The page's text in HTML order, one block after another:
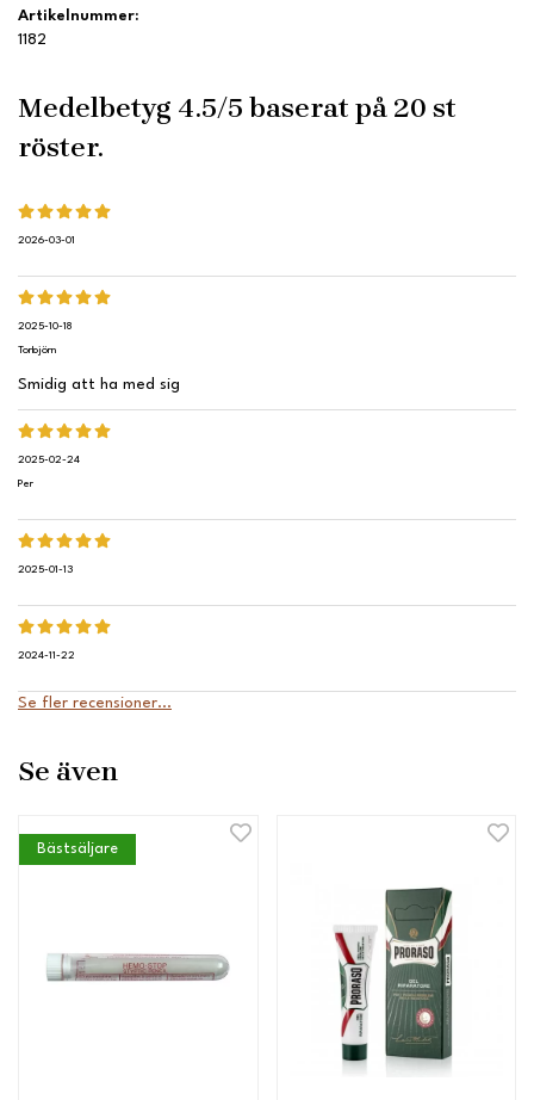
Artikelnummer:
1182
Medelbetyg 4.5/5 baserat på 20 st
röster.
2026-03-01
2025-10-18
Torbjörn
Smidig att ha med sig
2025-02-24
Per
2025-01-13
2024-11-22
Se fler recensioner...
Se även
Bästsäljare